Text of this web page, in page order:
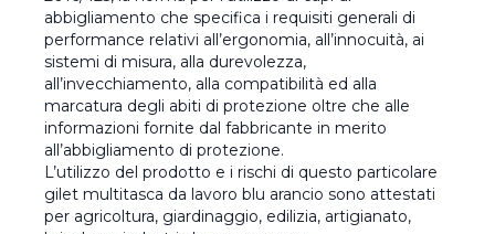
abbigliamento che specifica i requisiti generali di
performance relativi all’ergonomia, all’innocuità, ai
sistemi di misura, alla durevolezza,
all’invecchiamento, alla compatibilità ed alla
marcatura degli abiti di protezione oltre che alle
informazioni fornite dal fabbricante in merito
all’abbigliamento di protezione.
L’utilizzo del prodotto e i rischi di questo particolare
gilet multitasca da lavoro blu arancio sono attestati
per agricoltura, giardinaggio, edilizia, artigianato,